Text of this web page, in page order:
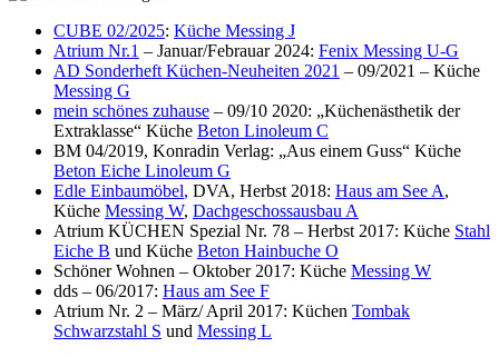
CUBE 02/2025: Küche Messing J
Atrium Nr.1 – Januar/Febrauar 2024: Fenix Messing U-G
AD Sonderheft Küchen-Neuheiten 2021 – 09/2021 – Küche
Messing G
mein schönes zuhause – 09/10 2020: „Küchenästhetik der
Extraklasse“ Küche Beton Linoleum C
BM 04/2019, Konradin Verlag: „Aus einem Guss“ Küche
Beton Eiche Linoleum G
Edle Einbaumöbel, DVA, Herbst 2018: Haus am See A,
Küche Messing W, Dachgeschossausbau A
Atrium KÜCHEN Spezial Nr. 78 – Herbst 2017: Küche Stahl
Eiche B und Küche Beton Hainbuche O
Schöner Wohnen – Oktober 2017: Küche Messing W
dds – 06/2017: Haus am See F
Atrium Nr. 2 – März/ April 2017: Küchen Tombak
Schwarzstahl S und Messing L